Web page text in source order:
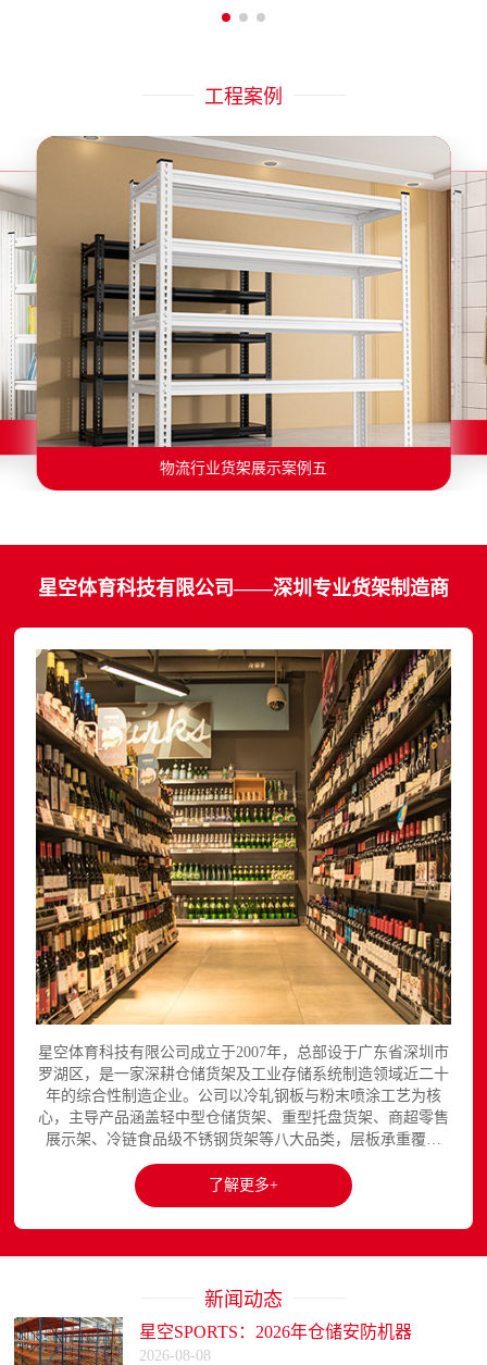
工程案例
物流行业货架展示案例一
物流行业货架展示案例六
物流行业货架展示案例五
物流行业货架展示案例四
物流行业货架展示案例三
物流行业货架展示案例二
星空体育科技有限公司——深圳专业货架制造商
星空体育科技有限公司成立于2007年，总部设于广东省深圳市
罗湖区，是一家深耕仓储货架及工业存储系统制造领域近二十
年的综合性制造企业。公司以冷轧钢板与粉末喷涂工艺为核
心，主导产品涵盖轻中型仓储货架、重型托盘货架、商超零售
展示架、冷链食品级不锈钢货架等八大品类，层板承重覆盖
150至3000kg，产品出口欧美、东南亚、中东等区域市场，已
与国内外超过300家企业建立长期合作关系。星空平台官网提
供完整的产品展示与在线咨询服务...
了解更多+
新闻动态
星空SPORTS：2026年仓储安防机器
2026-08-08